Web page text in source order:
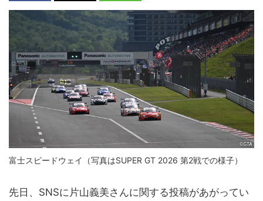
富士スピードウェイ（写真はSUPER GT 2026 第2戦での様子）
先日、SNSに片山義美さんに関する投稿があがってい